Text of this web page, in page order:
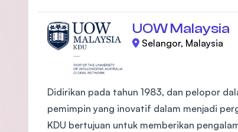
UOW Malaysia
Selangor, Malaysia
Didirikan pada tahun 1983, dan pelopor
pemimpin yang inovatif dalam menjadi
KDU bertujuan untuk memberikan